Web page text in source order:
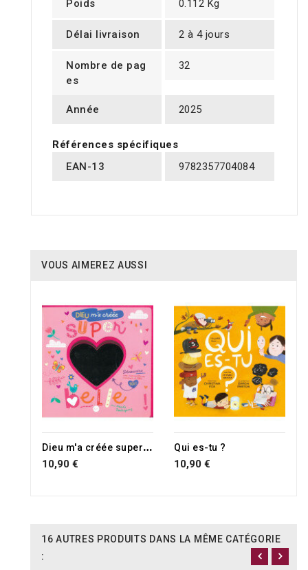
Poids 0.112 Kg
Délai livraison 2 à 4 jours
Nombre de pag
es
32
Année 2025
Références spécifiques
EAN-13
9782357704084
VOUS AIMEREZ AUSSI
D
ieu m'a créée super belle !
10,90 €
Qui es-tu ?
10,90 €
16 AUTRES PRODUITS DANS LA MÊME CATÉGORIE
: